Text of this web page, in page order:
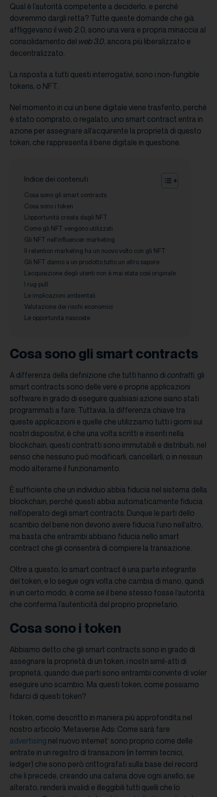
Qual è l’autorità competente a deciderlo, e perché
dovremmo dargli retta? Tutte queste domande che già
affliggevano il web 2.0, sono una vera e propria minaccia al
consolidamento del web 3.0, ancora più liberalizzato e
decentralizzato.
La risposta a tutti questi interrogativi, sono i non-fungible
tokens, o NFT.
Nel momento in cui un bene digitale viene trasferito, perché
è stato comprato, o regalato, uno smart contract entra in
azione per assegnare all’acquirente la proprietà di questo
token, che rappresenta il bene digitale in questione.
Indice dei contenuti
Cosa sono gli smart contracts
Cosa sono i token
L’opportunità creata dagli NFT
Come gli NFT vengono utilizzati
Gli NFT nell’influencer marketing
Il retention marketing ha un nuovo volto con gli NFT
Gli NFT danno a un prodotto tutto un altro sapore
L’acquisizione degli utenti non è mai stata così originale
I rug pull
Le implicazioni ambientali
Valutazione dei rischi economici
Le opportunità nascoste
Cosa sono gli smart contracts
A differenza della definizione che tutti hanno di contratti, gli
smart contracts sono delle vere e proprie applicazioni
software in grado di eseguire qualsiasi azione siano stati
programmati a fare. Tuttavia, la differenza chiave tra
queste applicazioni e quelle che utilizziamo tutti i giorni sui
nostri dispositivi, è che una volta scritti e inseriti nella
blockchain, questi contratti sono immutabili e distribuiti, nel
senso che nessuno può modificarli, cancellarli, o in nessun
modo alterarne il funzionamento.
È sufficiente che un individuo abbia fiducia nel sistema della
blockchain, perché questi abbia automaticamente fiducia
nell’operato degli smart contracts. Dunque le parti dello
scambio del bene non devono avere fiducia l’uno nell’altro,
ma basta che entrambi abbiano fiducia nello smart
contract che gli consentirà di compiere la transazione.
Oltre a questo, lo smart contract è una parte integrante
del token, e lo segue ogni volta che cambia di mano, quindi
in un certo modo, è come se il bene stesso fosse l’autorità
che conferma l’autenticità del proprio proprietario.
Cosa sono i token
Abbiamo detto che gli smart contracts sono in grado di
assegnare la proprietà di un token, i nostri simil-atti di
proprietà, quando due parti sono entrambi convinte di voler
eseguire uno scambio. Ma questi token, come possiamo
fidarci di questi token?
I token, come descritto in maniera più approfondita nel
nostro articolo ‘Metaverse Ads: Come sarà fare
advertising nel nuovo internet’ sono proprio come delle
entrate in un registro di transazioni (in termini tecnici,
ledger) che sono però crittografati sulla base del record
che li precede, creando una catena dove ogni anello, se
alterato, renderà invalidi e illeggibili tutti quelli che lo